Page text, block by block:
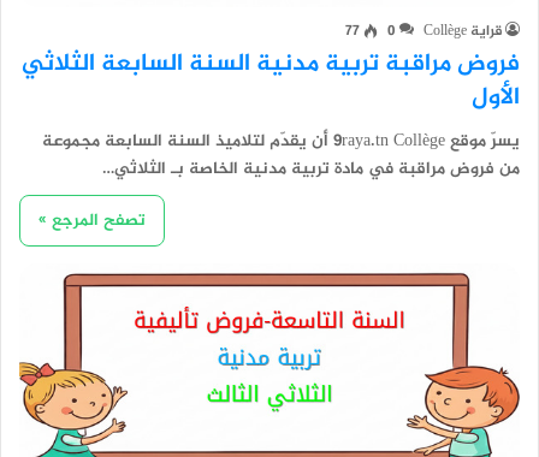
قراية Collège 0
77
فروض مراقبة تربية مدنية السنة السابعة الثلاثي
الأول
يسرّ موقع 9raya.tn Collège أن يقدّم لتلاميذ السنة السابعة مجموعة
من فروض مراقبة في مادة تربية مدنية الخاصة بـ الثلاثي…
تصفح المرجع »